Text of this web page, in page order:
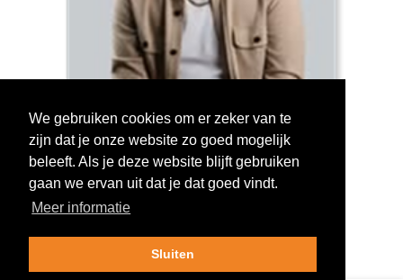
Log in om te stemmen!
We gebruiken cookies om er zeker van te
zijn dat je onze website zo goed mogelijk
beleeft. Als je deze website blijft gebruiken
gaan we ervan uit dat je dat goed vindt.
Meer informatie
Sluiten